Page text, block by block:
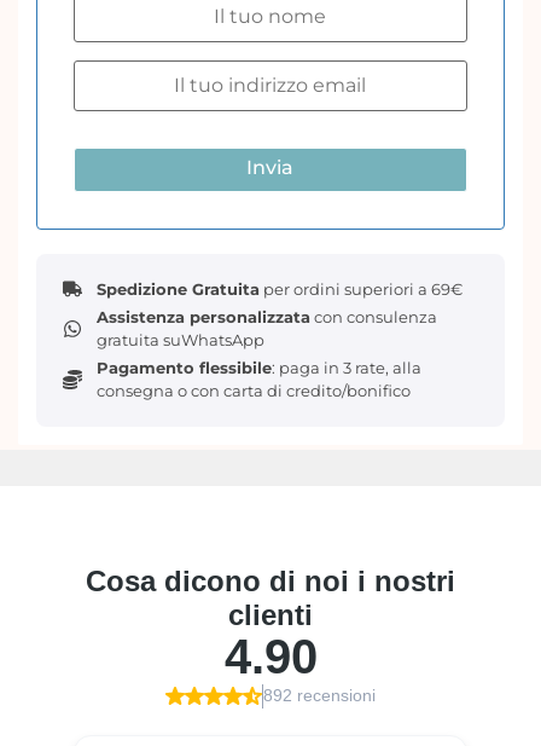
Kacha è nota per i suoi design eleganti e femminili e il
TRANSFER DECOR “Golden Damask” non fa eccezione.
Il trasferimento è durevole, garantendo un aspetto
fantastico per gli anni a venire.
raffinatezza ai tuoi progetti di arredamento per la casa,
non cercare oltre!
Invia
Spedizione Gratuita per ordini superiori a 69€
Assistenza personalizzata con consulenza
gratuita suWhatsApp
Pagamento flessibile: paga in 3 rate, alla
consegna o con carta di credito/bonifico